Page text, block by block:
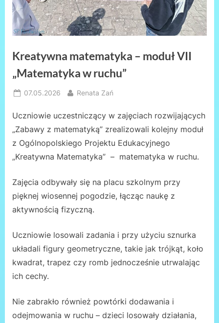
Kreatywna matematyka – moduł VII
„Matematyka w ruchu”
Posted
07.05.2026 By
Renata Zań
Uczniowie uczestniczący w zajęciach rozwijających
„Zabawy z matematyką” zrealizowali kolejny moduł
z Ogólnopolskiego Projektu Edukacyjnego
„Kreatywna Matematyka” – matematyka w ruchu.
Zajęcia odbywały się na placu szkolnym przy
pięknej wiosennej pogodzie, łącząc naukę z
aktywnością fizyczną.
Uczniowie losowali zadania i przy użyciu sznurka
układali figury geometryczne, takie jak trójkąt, koło
kwadrat, trapez czy romb jednocześnie utrwalając
ich cechy.
Nie zabrakło również powtórki dodawania i
odejmowania w ruchu – dzieci losowały działania,